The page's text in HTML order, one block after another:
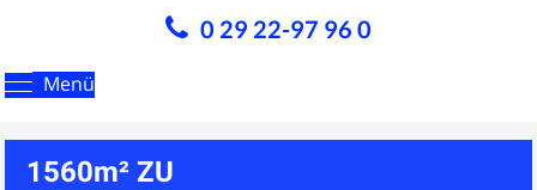
0 29 22-97 96 0
Menü
1560m² ZU